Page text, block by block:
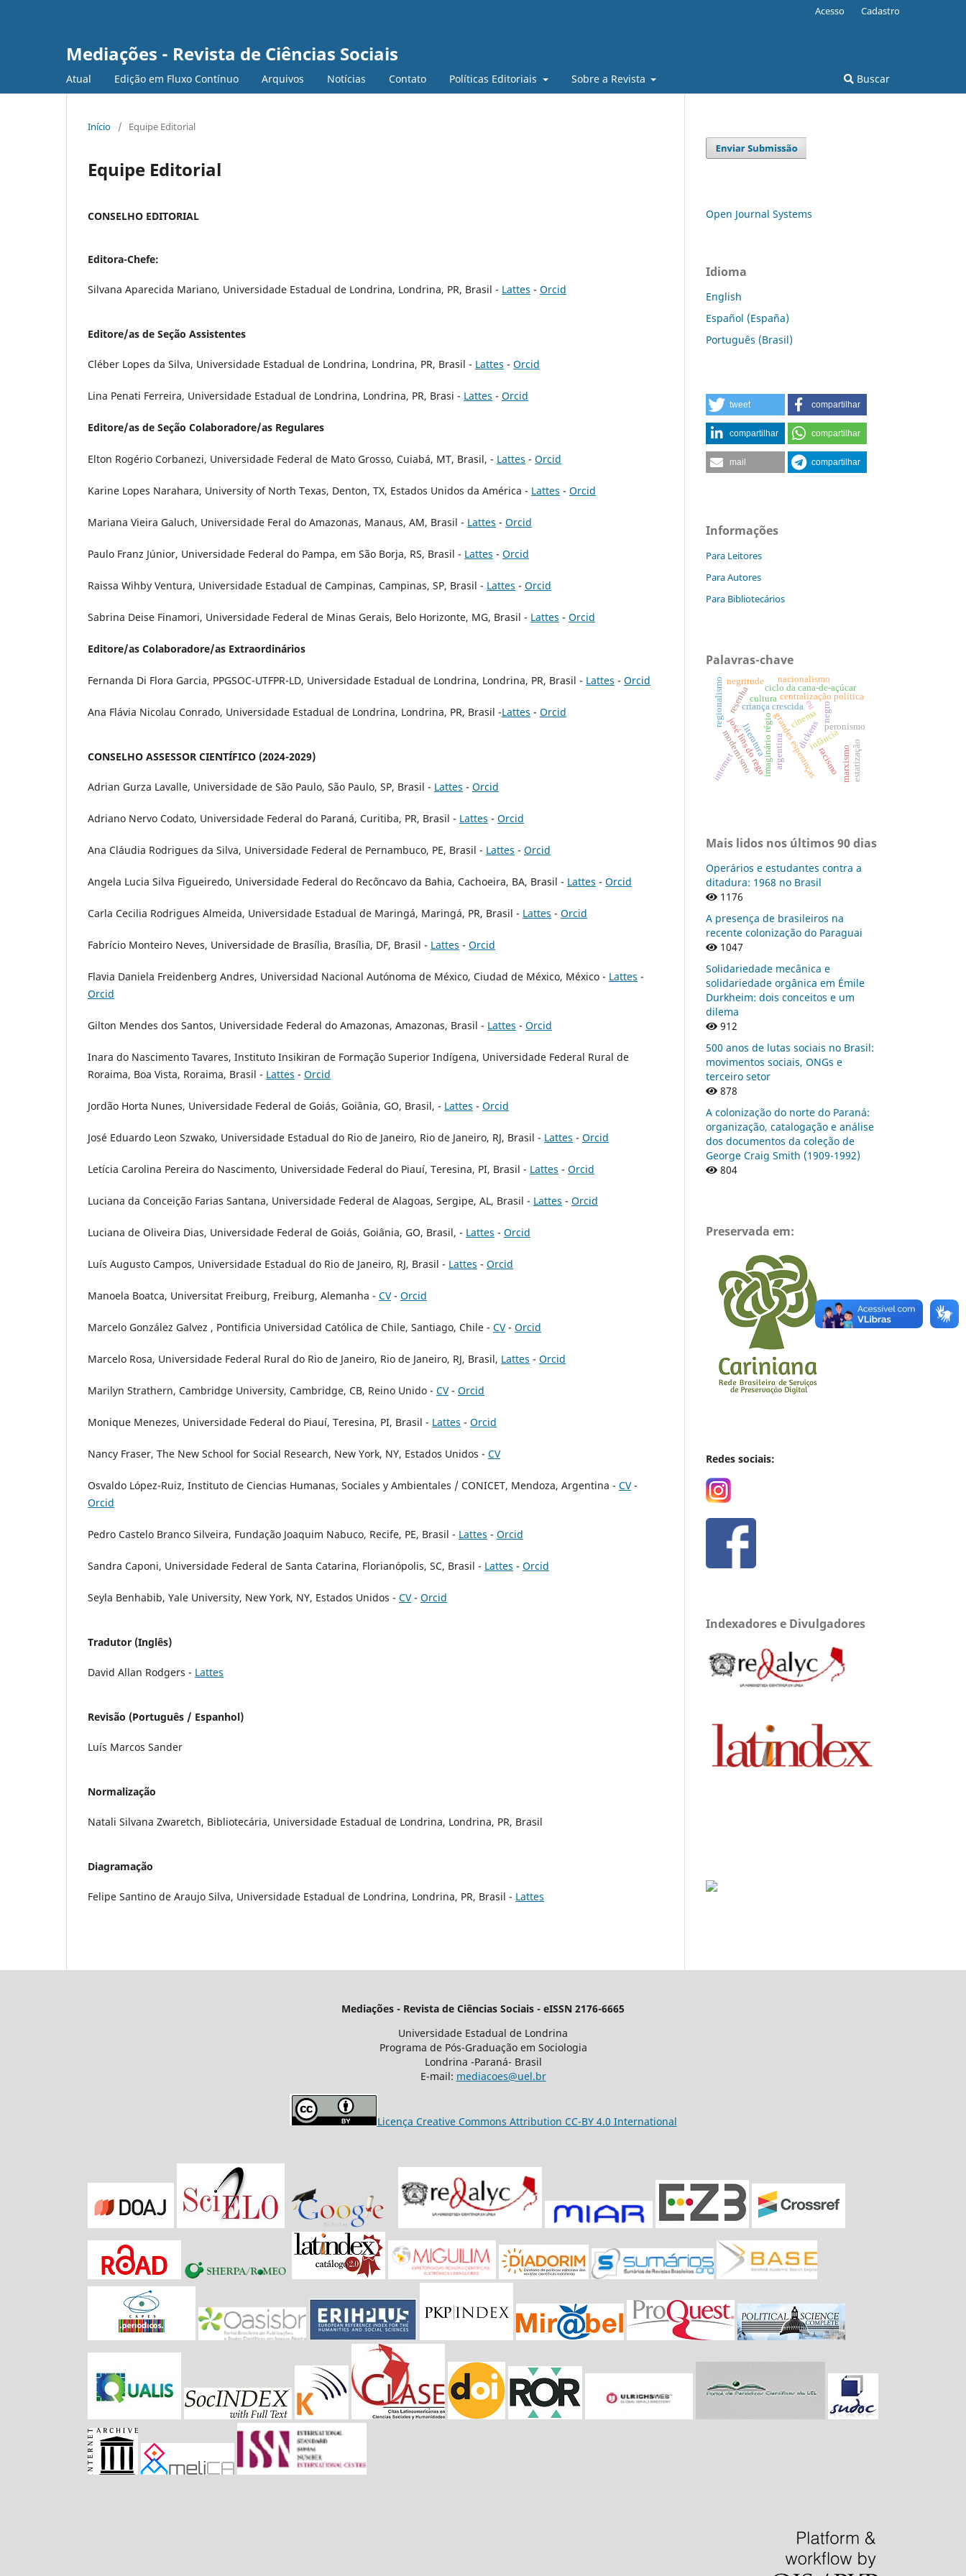
Mediações - Revista de Ciências Sociais
Atual Edição em Fluxo Contínuo Arquivos Notícias Contato Políticas Editoriais Sobre a Revista Buscar
Acesso Cadastro
Início / Equipe Editorial
Equipe Editorial
CONSELHO EDITORIAL
Editora-Chefe:
Silvana Aparecida Mariano, Universidade Estadual de Londrina, Londrina, PR, Brasil - Lattes - Orcid
Editore/as de Seção Assistentes
Cléber Lopes da Silva, Universidade Estadual de Londrina, Londrina, PR, Brasil - Lattes - Orcid
Lina Penati Ferreira, Universidade Estadual de Londrina, Londrina, PR, Brasi - Lattes - Orcid
Editore/as de Seção Colaboradore/as Regulares
Elton Rogério Corbanezi, Universidade Federal de Mato Grosso, Cuiabá, MT, Brasil, - Lattes - Orcid
Karine Lopes Narahara, University of North Texas, Denton, TX, Estados Unidos da América - Lattes - Orcid
Mariana Vieira Galuch, Universidade Feral do Amazonas, Manaus, AM, Brasil - Lattes - Orcid
Paulo Franz Júnior, Universidade Federal do Pampa, em São Borja, RS, Brasil - Lattes - Orcid
Raissa Wihby Ventura, Universidade Estadual de Campinas, Campinas, SP, Brasil - Lattes - Orcid
Sabrina Deise Finamori, Universidade Federal de Minas Gerais, Belo Horizonte, MG, Brasil - Lattes - Orcid
Editore/as Colaboradore/as Extraordinários
Fernanda Di Flora Garcia, PPGSOC-UTFPR-LD, Universidade Estadual de Londrina, Londrina, PR, Brasil - Lattes - Orcid
Ana Flávia Nicolau Conrado, Universidade Estadual de Londrina, Londrina, PR, Brasil -Lattes - Orcid
CONSELHO ASSESSOR CIENTÍFICO (2024-2029)
Adrian Gurza Lavalle, Universidade de São Paulo, São Paulo, SP, Brasil - Lattes - Orcid
Adriano Nervo Codato, Universidade Federal do Paraná, Curitiba, PR, Brasil - Lattes - Orcid
Ana Cláudia Rodrigues da Silva, Universidade Federal de Pernambuco, PE, Brasil - Lattes - Orcid
Angela Lucia Silva Figueiredo, Universidade Federal do Recôncavo da Bahia, Cachoeira, BA, Brasil - Lattes - Orcid
Carla Cecilia Rodrigues Almeida, Universidade Estadual de Maringá, Maringá, PR, Brasil - Lattes - Orcid
Fabrício Monteiro Neves, Universidade de Brasília, Brasília, DF, Brasil - Lattes - Orcid
Flavia Daniela Freidenberg Andres, Universidad Nacional Autónoma de México, Ciudad de México, México - Lattes -
Orcid
Gilton Mendes dos Santos, Universidade Federal do Amazonas, Amazonas, Brasil - Lattes - Orcid
Inara do Nascimento Tavares, Instituto Insikiran de Formação Superior Indígena, Universidade Federal Rural de
Roraima, Boa Vista, Roraima, Brasil - Lattes - Orcid
Jordão Horta Nunes, Universidade Federal de Goiás, Goiânia, GO, Brasil, - Lattes - Orcid
José Eduardo Leon Szwako, Universidade Estadual do Rio de Janeiro, Rio de Janeiro, RJ, Brasil - Lattes - Orcid
Letícia Carolina Pereira do Nascimento, Universidade Federal do Piauí, Teresina, PI, Brasil - Lattes - Orcid
Luciana da Conceição Farias Santana, Universidade Federal de Alagoas, Sergipe, AL, Brasil - Lattes - Orcid
Luciana de Oliveira Dias, Universidade Federal de Goiás, Goiânia, GO, Brasil, - Lattes - Orcid
Luís Augusto Campos, Universidade Estadual do Rio de Janeiro, RJ, Brasil - Lattes - Orcid
Manoela Boatca, Universitat Freiburg, Freiburg, Alemanha - CV- Orcid
Marcelo González Galvez , Pontificia Universidad Católica de Chile, Santiago, Chile - CV- Orcid
Marcelo Rosa, Universidade Federal Rural do Rio de Janeiro, Rio de Janeiro, RJ, Brasil, Lattes - Orcid
Marilyn Strathern, Cambridge University, Cambridge, CB, Reino Unido - CV- Orcid
Monique Menezes, Universidade Federal do Piauí, Teresina, PI, Brasil - Lattes - Orcid
Nancy Fraser, The New School for Social Research, New York, NY, Estados Unidos - CV
Osvaldo López-Ruiz, Instituto de Ciencias Humanas, Sociales y Ambientales / CONICET, Mendoza, Argentina - CV-
Orcid
Pedro Castelo Branco Silveira, Fundação Joaquim Nabuco, Recife, PE, Brasil - Lattes - Orcid
Sandra Caponi, Universidade Federal de Santa Catarina, Florianópolis, SC, Brasil - Lattes - Orcid
Seyla Benhabib, Yale University, New York, NY, Estados Unidos - CV- Orcid
Tradutor (Inglês)
David Allan Rodgers - Lattes
Revisão (Português / Espanhol)
Luís Marcos Sander
Normalização
Natali Silvana Zwaretch, Bibliotecária, Universidade Estadual de Londrina, Londrina, PR, Brasil
Diagramação
Felipe Santino de Araujo Silva, Universidade Estadual de Londrina, Londrina, PR, Brasil - Lattes
Open Journal Systems
Idioma
English
Español (España)
Português (Brasil)
tweet compartilhar
compartilhar compartilhar
mail compartilhar
Informações
Para Leitores
Para Autores
Para Bibliotecários
Palavras-chave
dickensinfância
grandes esperanças
criança crescida
cinema
imaginário régio
centralização política
peronismo
argentina
literatura
josé lins do rego
ciclo da cana-de-açúcar
modernismo
regionalismo cultura
negritude
negro
racismo marxismo
eu
internet estatização
nacionalismo
resenha
Mais lidos nos últimos 90 dias
Operários e estudantes contra a
ditadura: 1968 no Brasil
1176
A presença de brasileiros na
recente colonização do Paraguai
1047
Solidariedade mecânica e
solidariedade orgânica em Émile
Durkheim: dois conceitos e um
dilema
912
500 anos de lutas sociais no Brasil:
movimentos sociais, ONGs e
terceiro setor
878
A colonização do norte do Paraná:
organização, catalogação e análise
dos documentos da coleção de
George Craig Smith (1909-1992)
804
Preservada em:
Redes sociais:
Indexadores e Divulgadores
Mediações - Revista de Ciências Sociais - eISSN 2176-6665
Universidade Estadual de Londrina
Programa de Pós-Graduação em Sociologia
Londrina -Paraná- Brasil
E-mail: mediacoes@uel.br
Licença Creative Commons Attribution CC-BY 4.0 International